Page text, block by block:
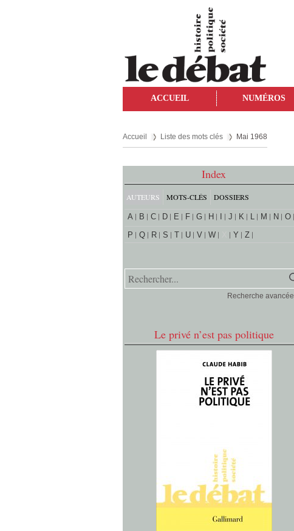
ACCUEIL NUMÉROS
Accueil Liste des mots clés Mai 1968
Index
AUTEURS MOTS-CLÉS DOSSIERS
A B C D E F G H J K L M N
O
P
Q R S T U V W Y Z
Recherche avancée
Le privé n’est pas politique